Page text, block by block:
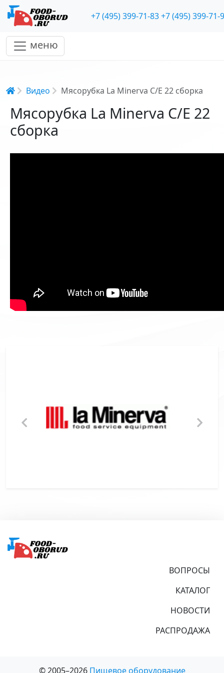
+7 (495) 399-71-83+7 (495) 399-71-
меню
Строка навигации
Видео Мясорубка La Minerva C/E 22 сборка
Мясорубка La Minerva C/E 22
сборка
ВОПРОСЫ
КАТАЛОГ
НОВОСТИ
РАСПРОДАЖА
© 2005–2026 Пищевое оборудование